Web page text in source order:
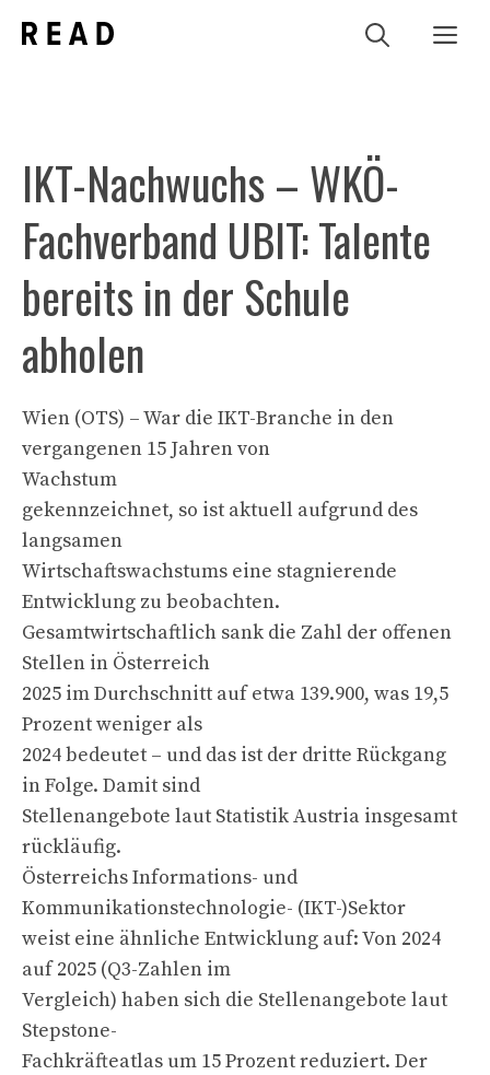
Inhalt
IKT-Nachwuchs – WKÖ-
Fachverband UBIT: Talente
bereits in der Schule
abholen
Wien (OTS) – War die IKT-Branche in den
vergangenen 15 Jahren von
Wachstum
gekennzeichnet, so ist aktuell aufgrund des
langsamen
Wirtschaftswachstums eine stagnierende
Entwicklung zu beobachten.
Gesamtwirtschaftlich sank die Zahl der offenen
Stellen in Österreich
2025 im Durchschnitt auf etwa 139.900, was 19,5
Prozent weniger als
2024 bedeutet – und das ist der dritte Rückgang
in Folge. Damit sind
Stellenangebote laut Statistik Austria insgesamt
rückläufig.
Österreichs Informations- und
Kommunikationstechnologie- (IKT-)Sektor
weist eine ähnliche Entwicklung auf: Von 2024
auf 2025 (Q3-Zahlen im
Vergleich) haben sich die Stellenangebote laut
Stepstone-
Fachkräfteatlas um 15 Prozent reduziert. Der